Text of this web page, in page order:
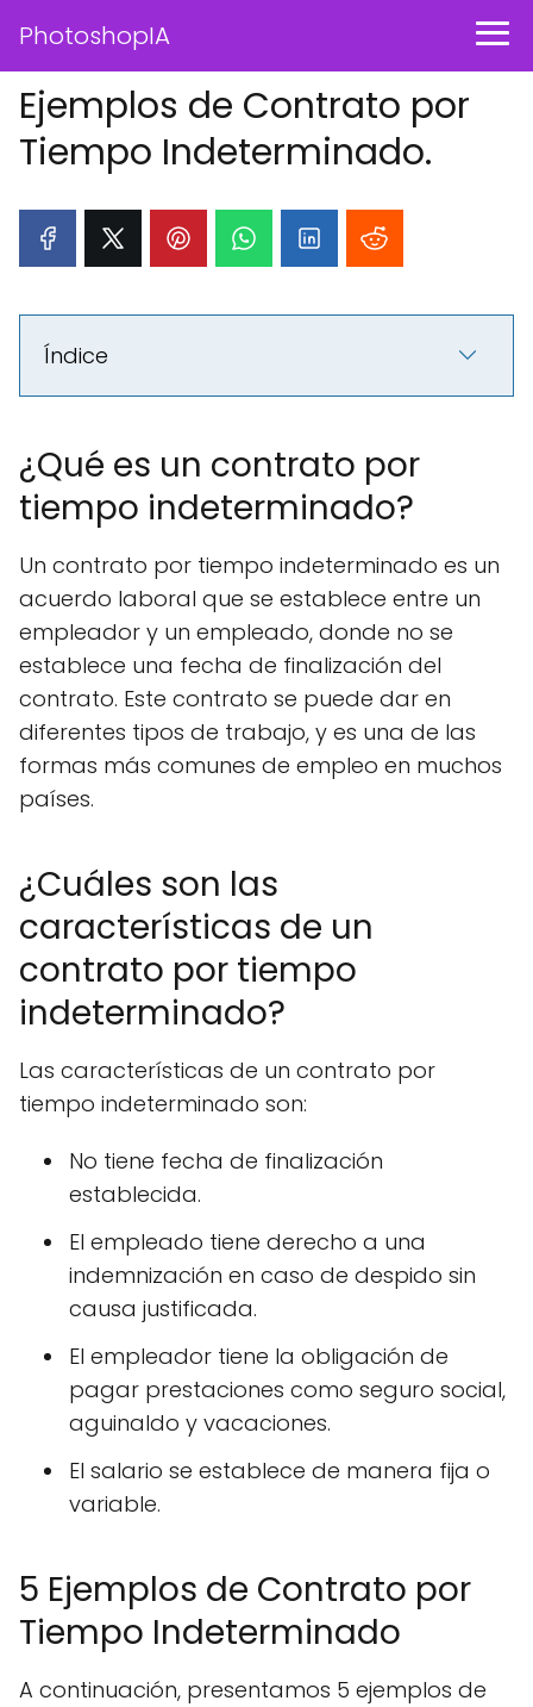
PhotoshopIA
Ejemplos de Contrato por
Tiempo Indeterminado.
Índice
¿Qué es un contrato por
tiempo indeterminado?
Un contrato por tiempo indeterminado es un
acuerdo laboral que se establece entre un
empleador y un empleado, donde no se
establece una fecha de finalización del
contrato. Este contrato se puede dar en
diferentes tipos de trabajo, y es una de las
formas más comunes de empleo en muchos
países.
¿Cuáles son las
características de un
contrato por tiempo
indeterminado?
Las características de un contrato por
tiempo indeterminado son:
No tiene fecha de finalización
establecida.
El empleado tiene derecho a una
indemnización en caso de despido sin
causa justificada.
El empleador tiene la obligación de
pagar prestaciones como seguro social,
aguinaldo y vacaciones.
El salario se establece de manera fija o
variable.
5 Ejemplos de Contrato por
Tiempo Indeterminado
A continuación, presentamos 5 ejemplos de